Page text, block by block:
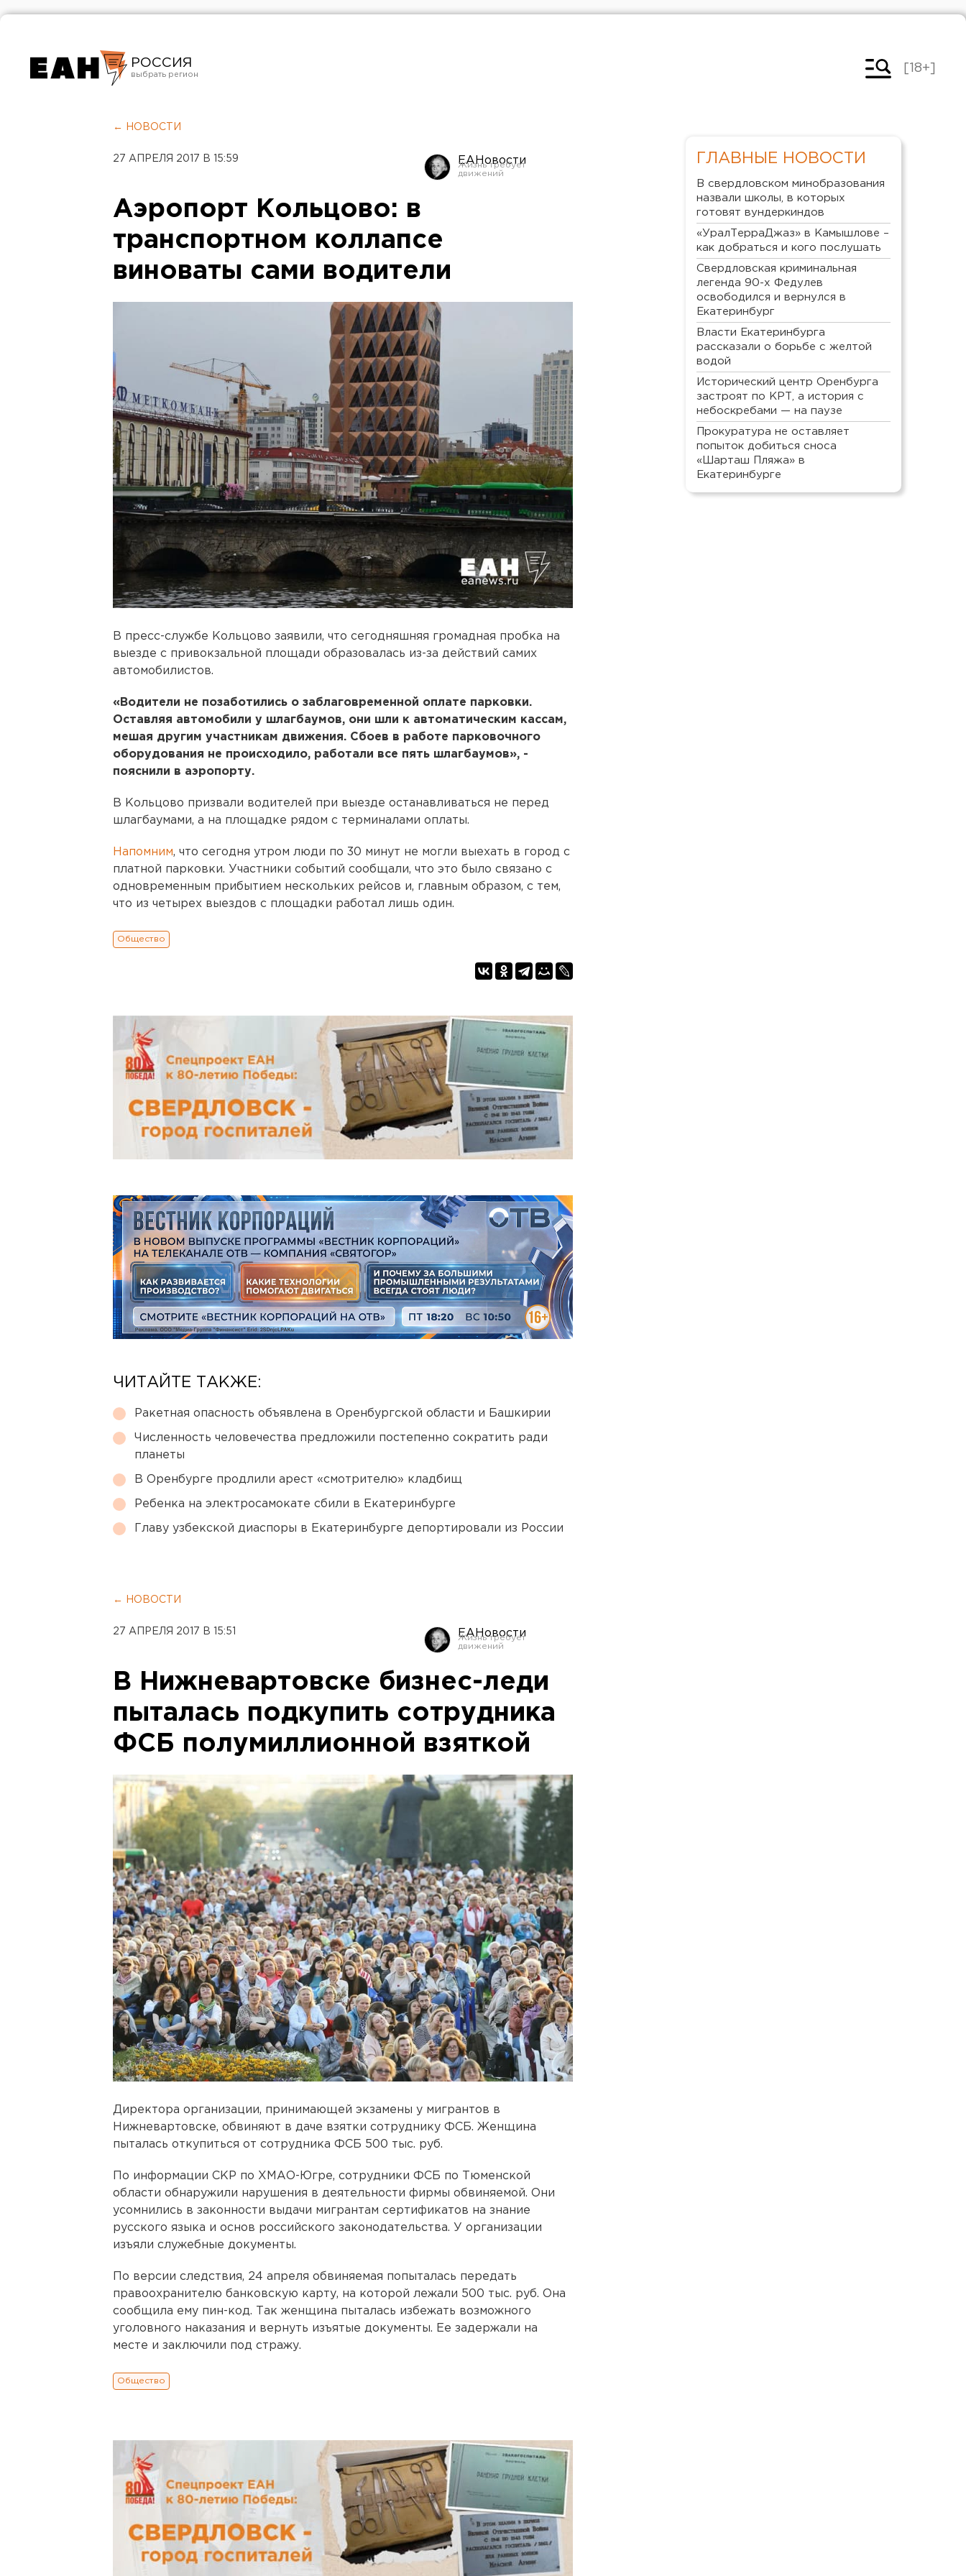
РОССИЯ
Челябинск
[18+]
← НОВОСТИ
27 АПРЕЛЯ 2017 В 15:59 ЕАНовости
Аэропорт Кольцово: в
транспортном коллапсе
виноваты сами водители
В пресс-службе Кольцово заявили, что сегодняшняя громадная пробка на
выезде с привокзальной площади образовалась из-за действий самих
автомобилистов.
«Водители не позаботились о заблаговременной оплате парковки.
Оставляя автомобили у шлагбаумов, они шли к автоматическим кассам,
мешая другим участникам движения. Сбоев в работе парковочного
оборудования не происходило, работали все пять шлагбаумов», -
пояснили в аэропорту.
В Кольцово призвали водителей при выезде останавливаться не перед
шлагбаумами, а на площадке рядом с терминалами оплаты.
Напомним, что сегодня утром люди по 30 минут не могли выехать в город с
платной парковки. Участники событий сообщали, что это было связано с
одновременным прибытием нескольких рейсов и, главным образом, с тем,
что из четырех выездов с площадки работал лишь один.
Общество
ЧИТАЙТЕ ТАКЖЕ:
Ракетная опасность объявлена в Оренбургской области и Башкирии
Численность человечества предложили постепенно сократить ради
планеты
В Оренбурге продлили арест «смотрителю» кладбищ
Ребенка на электросамокате сбили в Екатеринбурге
Главу узбекской диаспоры в Екатеринбурге депортировали из России
← НОВОСТИ
27 АПРЕЛЯ 2017 В 15:51 ЕАНовости
В Нижневартовске бизнес-леди
пыталась подкупить сотрудника
ФСБ полумиллионной взяткой
Директора организации, принимающей экзамены у мигрантов в
Нижневартовске, обвиняют в даче взятки сотруднику ФСБ. Женщина
пыталась откупиться от сотрудника ФСБ 500 тыс. руб.
По информации СКР по ХМАО-Югре, сотрудники ФСБ по Тюменской
области обнаружили нарушения в деятельности фирмы обвиняемой. Они
усомнились в законности выдачи мигрантам сертификатов на знание
русского языка и основ российского законодательства. У организации
изъяли служебные документы.
По версии следствия, 24 апреля обвиняемая попыталась передать
правоохранителю банковскую карту, на которой лежали 500 тыс. руб. Она
сообщила ему пин-код. Так женщина пыталась избежать возможного
уголовного наказания и вернуть изъятые документы. Ее задержали на
месте и заключили под стражу.
Общество
ГЛАВНЫЕ НОВОСТИ
В свердловском минобразования
назвали школы, в которых
готовят вундеркиндов
«УралТерраДжаз» в Камышлове –
как добраться и кого послушать
Свердловская криминальная
легенда 90-х Федулев
освободился и вернулся в
Екатеринбург
Власти Екатеринбурга
рассказали о борьбе с желтой
водой
Исторический центр Оренбурга
застроят по КРТ, а история с
небоскребами — на паузе
Прокуратура не оставляет
попыток добиться сноса
«Шарташ Пляжа» в
Екатеринбурге